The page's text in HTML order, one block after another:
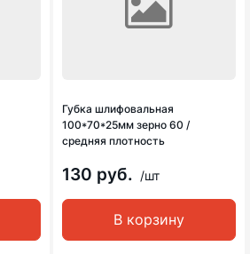
Губка шлифовальная
100*70*25мм зерно 60 /
средняя плотность
130 руб. /шт
В корзину